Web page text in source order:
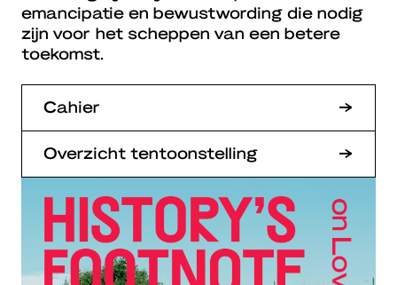
emancipatie en bewustwording die nodig
zijn voor het scheppen van een betere
toekomst.
Cahier
Overzicht tentoonstelling